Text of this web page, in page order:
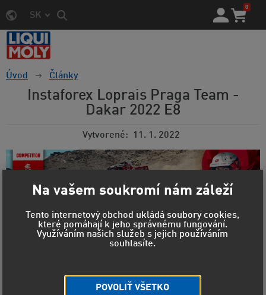
SK
0
Úvod Články
Instaforex Loprais Praga Team -
Dakar 2022 E8
Vytvorené 11. 1. 2022
Aleš Loprais, Jaroslav Valtr ml. a Petr Pokora s Pragou
V4S DKR drží po dvou třetinách Rally Dakar 2022 čtvrtou
záda dýchat Andrej Karginov se zbývajícím speciálem z
Na vašem soukromí nám záleží
Tento internetový obchod ukládá soubory cookies,
které pomáhají k jeho správnému fungování.
Využíváním našich služeb s jejich používáním
souhlasíte.
POVOLIŤ VŠETKO